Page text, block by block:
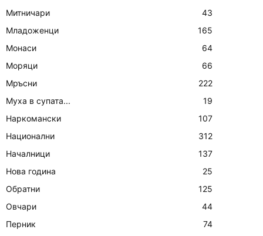
Митничари
43
Младоженци
165
Монаси
64
Моряци
66
Мръсни
222
Муха в супата...
19
Наркомански
107
Национални
312
Началници
137
Нова година
25
Обратни
125
Овчари
44
Перник
74